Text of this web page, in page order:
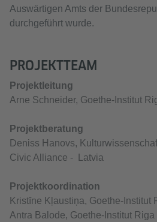
Auswärtigen Amts der
durchgeführt wurde.
PROJEKTTEAM
Projektleitung
Arne Schneider, Goethe-Institut
Projektberatung
Deniss Hanovs,
Civic Alliance - Latvia
Projektkoordination
Kristīne Kļaustiņa, Goethe-Institut
Antra Balode, Goethe-Institut Riga